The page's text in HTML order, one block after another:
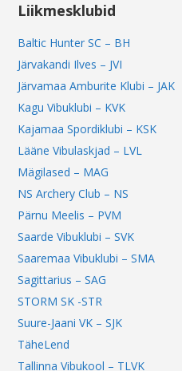
Liikmesklubid
Baltic Hunter SC – BH
Järvakandi Ilves – JVI
Järvamaa Amburite Klubi – JAK
Kagu Vibuklubi – KVK
Kajamaa Spordiklubi – KSK
Lääne Vibulaskjad – LVL
Mägilased – MAG
NS Archery Club – NS
Pärnu Meelis – PVM
Saarde Vibuklubi – SVK
Saaremaa Vibuklubi – SMA
Sagittarius – SAG
STORM SK -STR
Suure-Jaani VK – SJK
TäheLend
Tallinna Vibukool – TLVK